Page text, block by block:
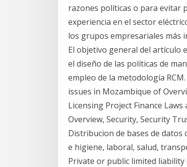
razones políticas o para evitar
experiencia en el sector
los grupos empresariales más
El objetivo general del artículo
el diseño de las políticas de
empleo de la metodología
issues in Mozambique of
Licensing Project Finance
Overview, Security, Security
Distribucion de bases de datos
e higiene, laboral, salud,
Private or public limited liability